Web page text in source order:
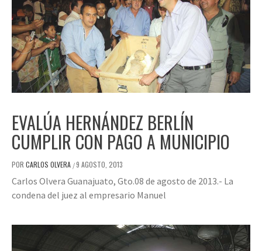
EVALÚA HERNÁNDEZ BERLÍN
CUMPLIR CON PAGO A MUNICIPIO
POR CARLOS OLVERA /9 AGOSTO, 2013
Carlos Olvera Guanajuato, Gto.08 de agosto de 2013.- La
condena del juez al empresario Manuel